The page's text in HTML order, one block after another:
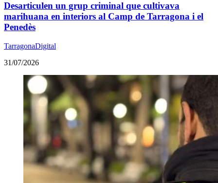
Desarticulen un grup criminal que cultivava
marihuana en interiors al Camp de Tarragona i el
Penedès
TarragonaDigital
31/07/2026